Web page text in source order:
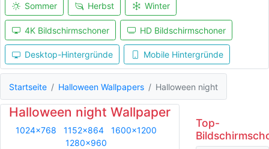
Sommer Herbst Winter
4K Bildschirmschoner HD Bildschirmschoner
Desktop-Hintergründe Mobile Hintergründe
Startseite Halloween Wallpapers Halloween night
Halloween night Wallpaper
1024x768 1152x864
1600x1200
1280x960
Top-